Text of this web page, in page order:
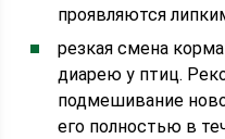
проявляются
резкая смена
диарею у птиц.
подмешивание
его полностью в